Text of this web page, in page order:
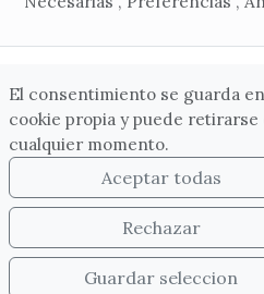
Torre del Mar
©
El consentimiento se guarda
cookie propia y puede retirarse
cualquier momento.
Aceptar todas
Rechazar
Guardar seleccion